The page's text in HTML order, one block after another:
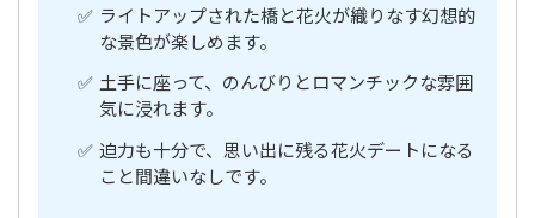
ライトアップされた橋と花火が織りなす幻想的
な景色が楽しめます。
土手に座って、のんびりとロマンチックな雰囲
気に浸れます。
迫力も十分で、思い出に残る花火デートになる
こと間違いなしです。